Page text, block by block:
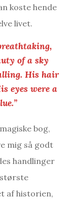
koste hende
livet.
of a sky
His hair
eyes were a
bog,
mig så godt
handlinger
af historien,